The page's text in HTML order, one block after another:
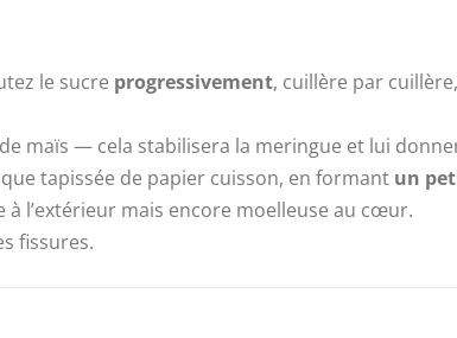
le sucre progressivement, cuillère par
maïs — cela stabilisera la meringue et lui
tapissée de papier cuisson, en formant un
à l’extérieur mais encore moelleuse au cœur.
fissures.